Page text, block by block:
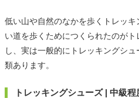
低い山や自然のなかを歩くトレッ
い道を歩くためにつくられたのが
し、実は一般的にトレッキングシ
類あります。
トレッキングシューズ | 中級程